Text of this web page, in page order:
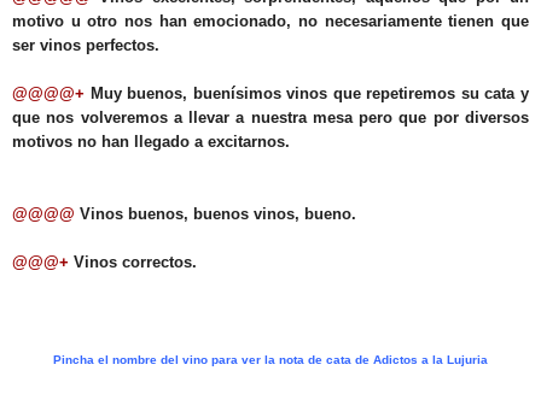
motivo u otro nos han emocionado, no necesariamente tienen que
ser vinos perfectos.
@@@@+ Muy buenos, buenísimos vinos que repetiremos su cata y
que nos volveremos a llevar a nuestra mesa pero que por diversos
motivos no han llegado a excitarnos.
@@@@ Vinos buenos, buenos vinos, bueno.
@@@+ Vinos correctos.
Pincha el nombre del vino para ver la nota de cata de Adictos a la Lujuria